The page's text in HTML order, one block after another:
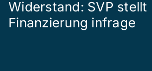
Widerstand: SVP stellt
Finanzierung infrage